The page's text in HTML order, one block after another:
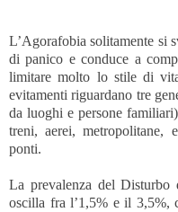
L’Agorafobia solitamente si
di panico e conduce a
limitare molto lo stile di
evitamenti riguardano tre
da luoghi e persone
treni, aerei,
ponti.
La prevalenza del Disturbo
oscilla fra l’1,5% e il 3,5%,